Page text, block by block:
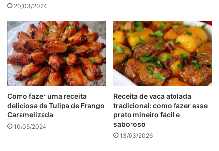
20/03/2024
Como fazer uma receita
deliciosa de Tulipa de Frango
Caramelizada
10/05/2024
Receita de vaca atolada
tradicional: como fazer esse
prato mineiro fácil e
saboroso
13/03/2026